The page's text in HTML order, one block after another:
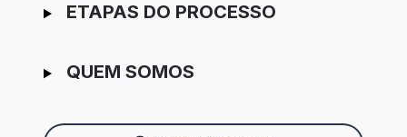
ETAPAS DO PROCESSO
QUEM SOMOS